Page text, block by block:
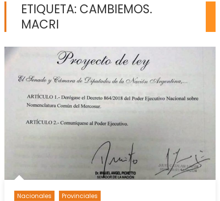
ETIQUETA: CAMBIEMOS.
MACRI
Nacionales Provinciales